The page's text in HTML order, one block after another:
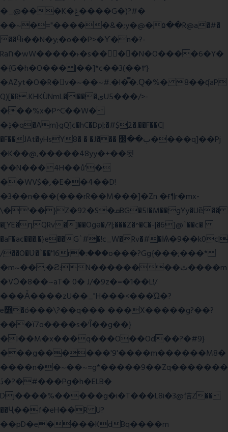
�_@���K�ݝ����G�)?#�
��~�="�����&�;y�@�۵��R@a�#�
��Ӵi��N�y;�o��P>�ϒ�n�?­
Raח�wW�����˫�s����N�O����6�Y�
�{G�h�O��� |��]*c��3(��٣}
�AZyt�O�R�v�~��~#.�l�̿�.Ԛ�%� 8��ʠaP
Q)[�R.KHKÙNmL�l���ېU5���/>-
���%x�P^C��W�
�ݙ�q�Am}gQ]c�hC�Dp|:�#$2�.��F��C|
�F��JAt�yHsY8� � �J��� ب��׼����q]��Pj
�K��@,�����48yy�+��됫
��N���4H��ů'�
��WV$�,�E��4��D!
�3��n���(���rR��M���]�Zn �ғ¶r�mx-
\�'��}Z�92�S�ܩBG�5I�M��gYy�Uȅ��
�[YE�դQRv�]��Ogə�/?|;���Z�^�C�-|�6]@`��c�
�aF�ac���.�}e��G`#�!c_W�Rv�#�Ѩ�9��k0c|
/��O�Ʋ�`��'16rؒ�:���o���?Gg{���;���*
�m~��;�Ƨ:N��������ٿ����m
�VϽ�8��~aT� 0� J/�9z�=�1��L!/
���Ǡ����zU��_"H���<���Ώ�?
e߻�ó���\?��q��� ���X�����g?��?
���ϊ7o����s�'Ĩ��g��}
�l��M�x���q���O��Od��?�#9}
���g������'9'����m������M8�
����n��~��~=g*�����9��Zq�������
ڏ�?�#���Pg�h�ELB�
Dj����%�����g�i�T���L8i�3@恄Z��
��Ҷ��f�eH��R U?
��pD�e����KdBq����m